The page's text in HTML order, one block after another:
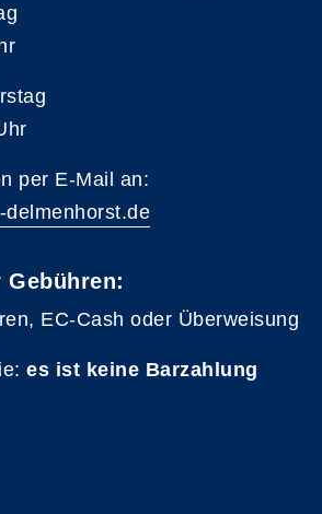
per E-Mail an:
delmenhorst.de
Gebühren:
EC-Cash oder Überweisung
es ist keine Barzahlung